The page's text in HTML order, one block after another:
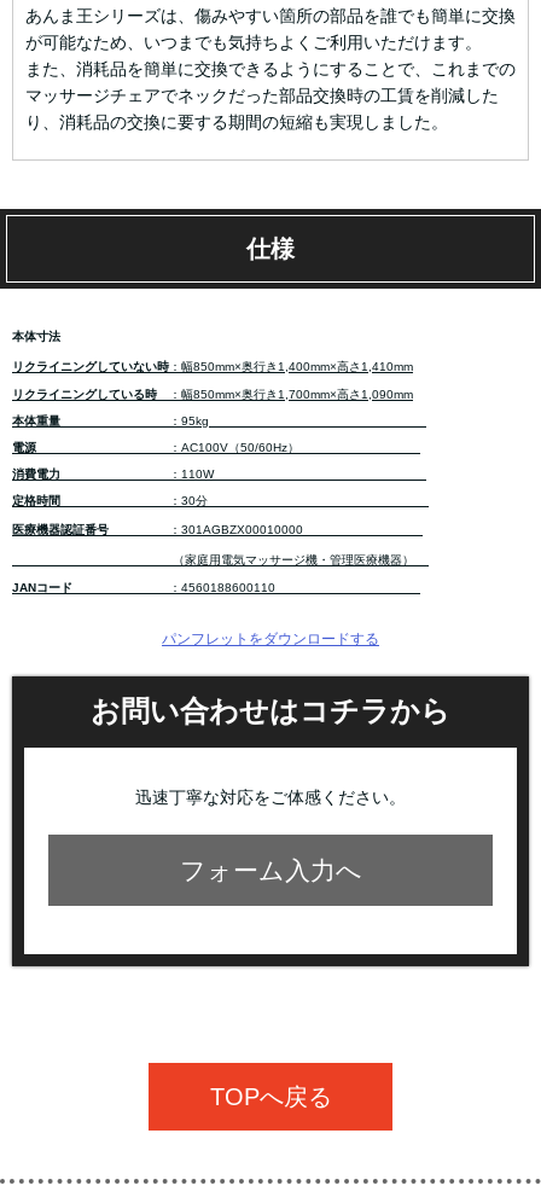
あんま王シリーズは、傷みやすい箇所の部品を誰でも簡単に交換
が可能なため、いつまでも気持ちよくご利用いただけます。
また、消耗品を簡単に交換できるようにすることで、これまでの
マッサージチェアでネックだった部品交換時の工賃を削減した
り、消耗品の交換に要する期間の短縮も実現しました。
仕様
本体寸法
リクライニングしていない時 ：幅850mm×奥行き1,400mm×高さ1,410mm
リクライニングしている時 ：幅850mm×奥行き1,700mm×高さ1,090mm
本体重量
：95kg
電源
：AC100V（50/60Hz）
消費電力 ：110W
定格時間 ：30分
医療機器認証番号 ：301AGBZX00010000
（家庭用電気マッサージ機・管理医療機器）
JANコード ：4560188600110
パンフレットをダウンロードする
お問い合わせはコチラから
迅速丁寧な対応をご体感ください。
フォーム入力へ
TOPへ戻る